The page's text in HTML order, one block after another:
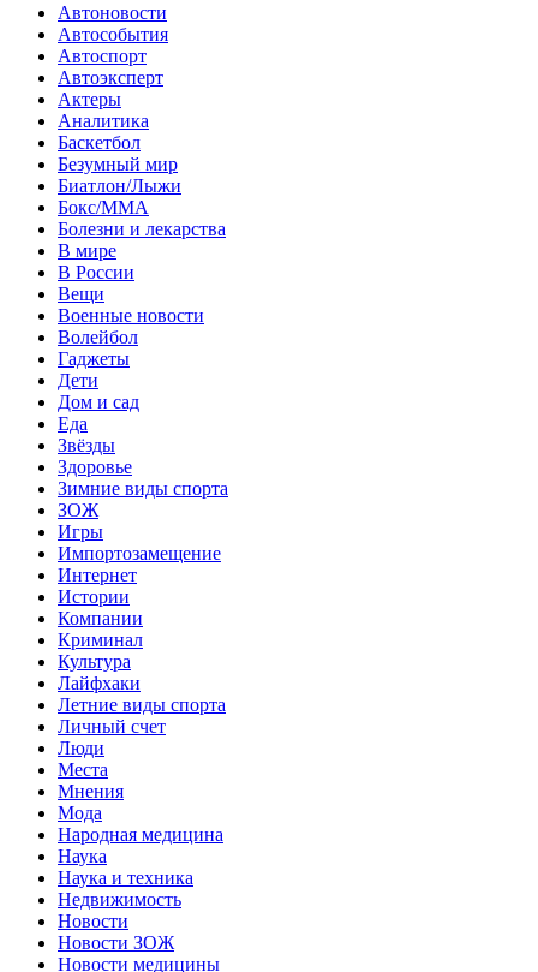
Автоновости
Автособытия
Автоспорт
Автоэксперт
Актеры
Аналитика
Баскетбол
Безумный мир
Биатлон/Лыжи
Бокс/MMA
Болезни и лекарства
В мире
В России
Вещи
Военные новости
Волейбол
Гаджеты
Дети
Дом и сад
Еда
Звёзды
Здоровье
Зимние виды спорта
ЗОЖ
Игры
Импортозамещение
Интернет
Истории
Компании
Криминал
Культура
Лайфхаки
Летние виды спорта
Личный счет
Люди
Места
Мнения
Мода
Народная медицина
Наука
Наука и техника
Недвижимость
Новости
Новости ЗОЖ
Новости медицины